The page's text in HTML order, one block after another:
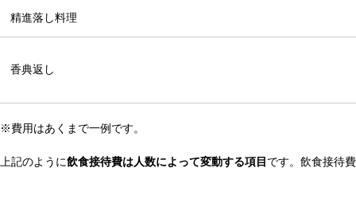
精進落し料理
香典返し
※費用はあくまで一例です。
上記のように飲食接待費は人数によって変動する項目 です。飲食接待